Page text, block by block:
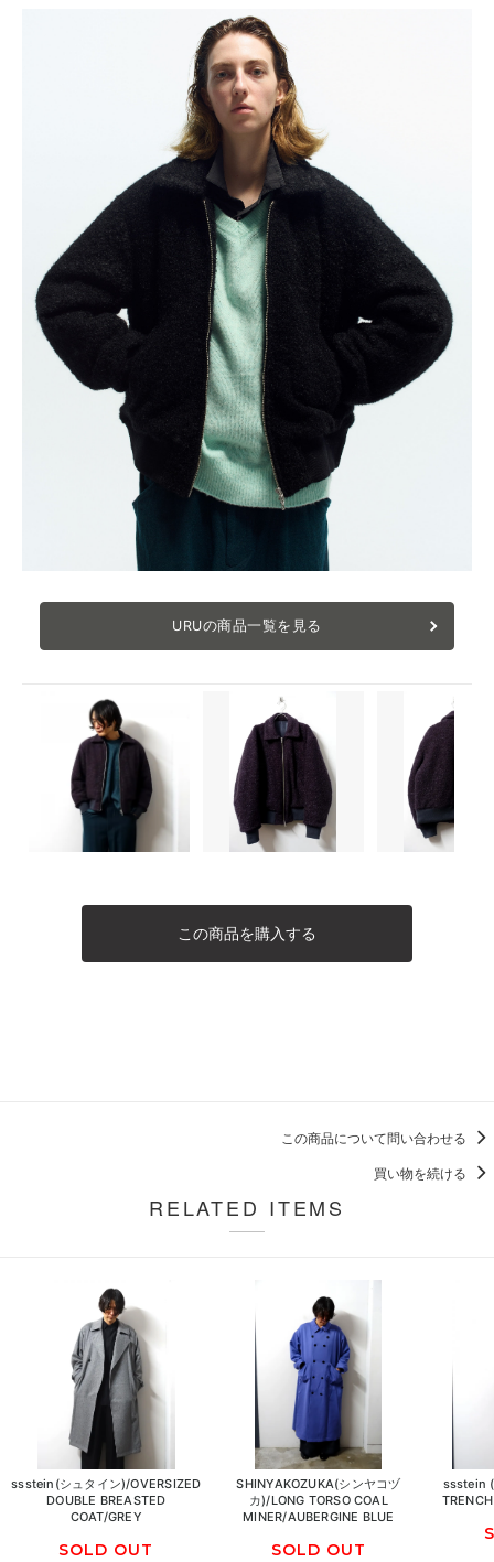
URUの商品一覧を見る
この商品を購入する
この商品について問い合わせる
買い物を続ける
RELATED ITEMS
ssstein(シュタイン)/OVERSIZED
DOUBLE BREASTED
COAT/GREY
SOLD OUT
SHINYAKOZUKA(シンヤコヅ
カ)/LONG TORSO COAL
MINER/AUBERGINE BLUE
SOLD OUT
ssstein